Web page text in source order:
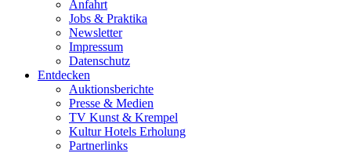
Anfahrt
Jobs & Praktika
Newsletter
Impressum
Datenschutz
Entdecken
Auktionsberichte
Presse & Medien
TV Kunst & Krempel
Kultur Hotels Erholung
Partnerlinks